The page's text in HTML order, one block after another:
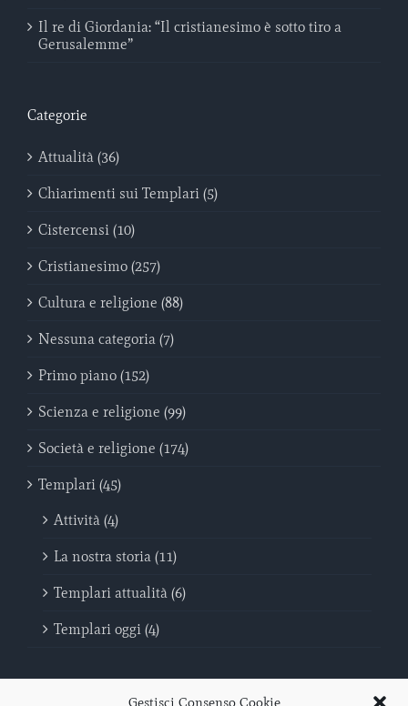
Gestisci Consenso Cookie
Il re di Giordania: “Il cristianesimo è sotto tiro a
Gerusalemme”
Categorie
Attualità (36)
Chiarimenti sui Templari (5)
Cistercensi (10)
Cristianesimo (257)
Cultura e religione (88)
Nessuna categoria (7)
Primo piano (152)
Scienza e religione (99)
Società e religione (174)
Templari (45)
Attività (4)
La nostra storia (11)
Templari attualità (6)
Templari oggi (4)